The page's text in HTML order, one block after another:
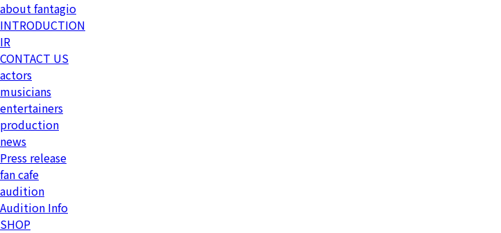
about fantagio
INTRODUCTION
IR
CONTACT US
actors
musicians
entertainers
production
news
Press release
fan cafe
audition
Audition Info
SHOP